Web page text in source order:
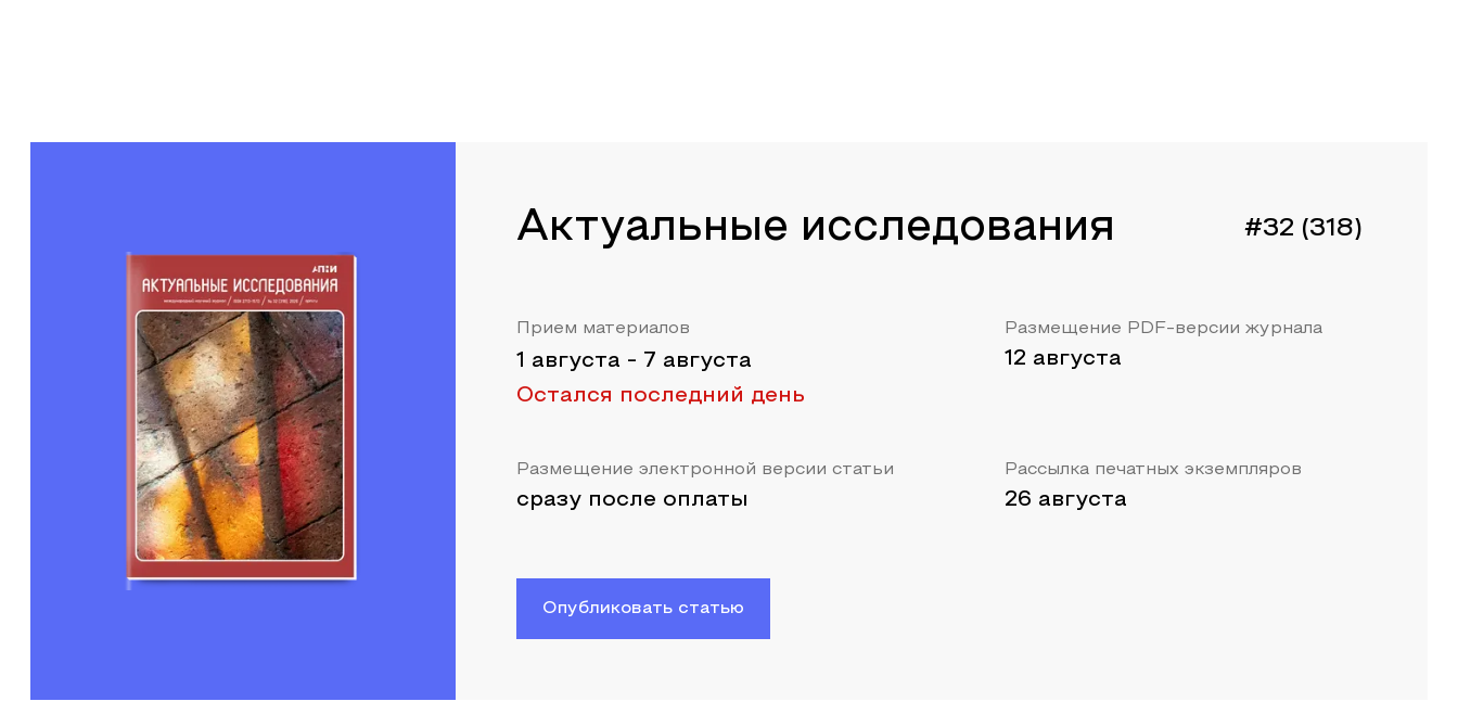
Актуальные исследования #32 (318)
Прием материалов
1 августа - 7 августа
Остался последний день
Размещение PDF-версии журнала
12 августа
Размещение электронной версии статьи
сразу после оплаты
Рассылка печатных экземпляров
26 августа
Опубликовать статью